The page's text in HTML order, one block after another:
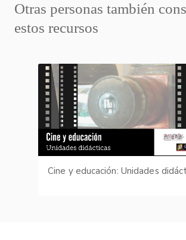
Otras personas también
estos recursos
Cine y educación: Unidades